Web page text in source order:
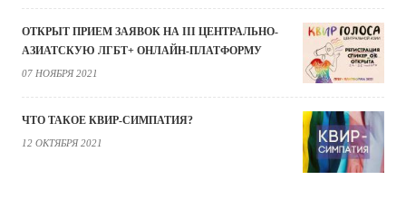
ОТКРЫТ ПРИЕМ ЗАЯВОК НА III ЦЕНТРАЛЬНО-
АЗИАТСКУЮ ЛГБТ+ ОНЛАЙН-ПЛАТФОРМУ
07 НОЯБРЯ 2021
ЧТО ТАКОЕ КВИР-СИМПАТИЯ?
12 ОКТЯБРЯ 2021